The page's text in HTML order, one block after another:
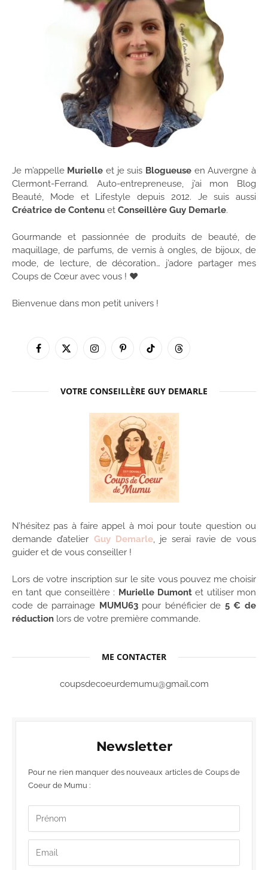
Je m’appelle Murielle et je suis Blogueuse en Auvergne à
Clermont-Ferrand. Auto-entrepreneuse, j’ai mon Blog
Beauté, Mode et Lifestyle depuis 2012. Je suis aussi
Créatrice de Contenu et Conseillère Guy Demarle.
Gourmande et passionnée de produits de beauté, de
maquillage, de parfums, de vernis à ongles, de bijoux, de
mode, de lecture, de décoration… j’adore partager mes
Coups de Cœur avec vous ! ♥
Bienvenue dans mon petit univers !
Facebook
X
InstagramPinterestTikTok Threads
VOTRE CONSEILLÈRE GUY DEMARLE
N’hésitez pas à faire appel à moi pour toute question ou
demande d’atelier Guy Demarle, je serai ravie de vous
guider et de vous conseiller !
Lors de votre inscription sur le site vous pouvez me choisir
en tant que conseillère : Murielle Dumont et utiliser mon
code de parrainage MUMU63pour bénéficier de 5 € de
réduction lors de votre première commande.
ME CONTACTER
coupsdecoeurdemumu@gmail.com
Newsletter
Pour ne rien manquer des nouveaux articles de Coups de
Coeur de Mumu :